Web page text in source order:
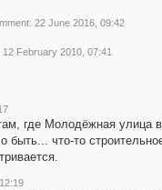
22 June 2016, 09:42
12 February 2010, 07:41
где Молодёжная улица
быть... что-то